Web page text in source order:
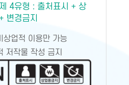
4유형 : 출처표시 + 상
변경금지
상업적 이용만 가능
저작물 작성 금지